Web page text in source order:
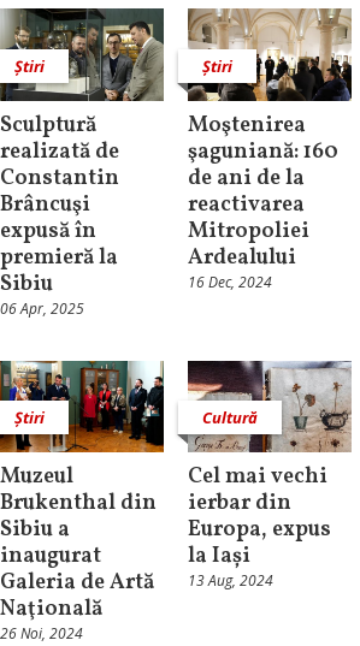
Știri
Sculptură
realizată de
Constantin
Brâncuşi
expusă în
premieră la
Sibiu
06 Apr, 2025
Știri
Moştenirea
şaguniană: 160
de ani de la
reactivarea
Mitropoliei
Ardealului
16 Dec, 2024
Știri
Muzeul
Brukenthal din
Sibiu a
inaugurat
Galeria de Artă
Naţională
26 Noi, 2024
Cultură
Cel mai vechi
ierbar din
Europa, expus
la Iași
13 Aug, 2024